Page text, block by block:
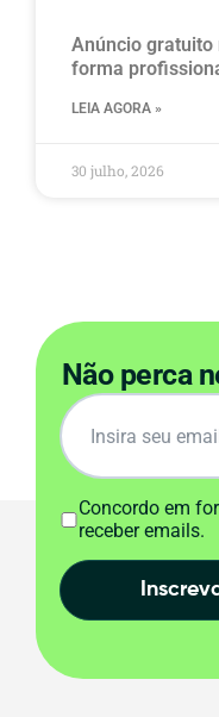
Anúncio gratuito
forma
LEIA AGORA »
30 julho, 2026
Não perca
Concordo em
receber emails.